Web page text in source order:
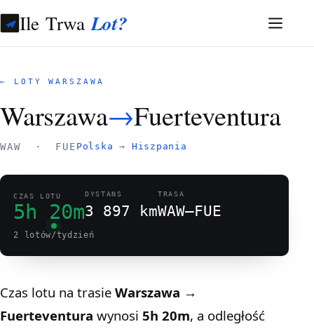
Ile TrwaLot?
← LOTY WARSZAWA
Warszawa→Fuerteventura
WAW · FUE Polska → Hiszpania
CZAS LOTU
5h 20m
DYSTANS
3 897 km
TRASA
WAW–FUE
2 lotów/tydzień
Czas lotu na trasie Warszawa →
Fuerteventura wynosi 5h 20m, a odległość